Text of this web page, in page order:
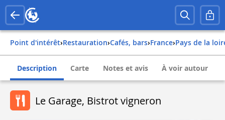
Point d'intérêt› Restauration› Cafés, bars› france› pays de la
Description Carte Notes et avis À voir autour
Le Garage, Bistrot vigneron